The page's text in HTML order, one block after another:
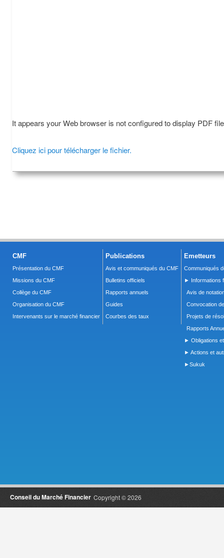
It appears your Web browser is not configured to display PDF
Cliquez ici pour télécharger le fichier.
CMF
Présentation du CMF
Missions du CMF
Collège du CMF
Organisation du CMF
Intervenants sur le marché financier
Publications
Avis et communiqués du CMF
Bulletins officiels
Rapports annuels
Guides
Courbes des taux
Emetteurs
Communiqués
► Informations
Avis de
Convocation
Projets de
Rapports
► Obligations
► Actions et
►Sukuk
Copyright © 2026
Conseil du Marché Financier